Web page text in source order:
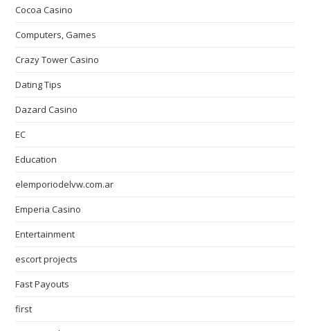
Cocoa Casino
Computers, Games
Crazy Tower Сasino
Dating Tips
Dazard Casino
EC
Education
elemporiodelvw.com.ar
Emperia Casino
Entertainment
escort projects
Fast Payouts
first